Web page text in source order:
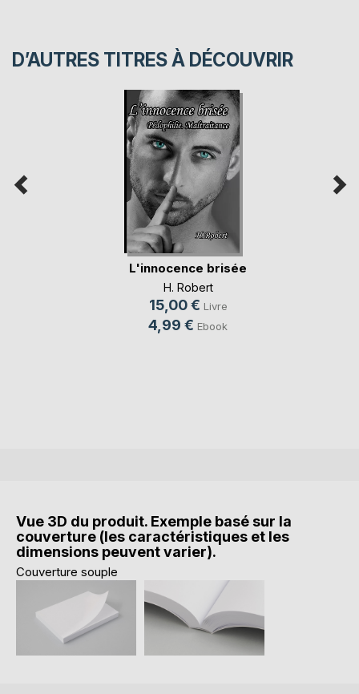
D’AUTRES TITRES À DÉCOUVRIR
L'innocence brisée
H. Robert
15,00 € Livre
4,99 € Ebook
Vue 3D du produit. Exemple basé sur la
couverture (les caractéristiques et les
dimensions peuvent varier).
Couverture souple